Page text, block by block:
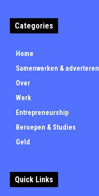
Categories
Home
Samenwerken & adverteren
Over
Werk
Entrepreneurship
Beroepen & Studies
Geld
Quick Links